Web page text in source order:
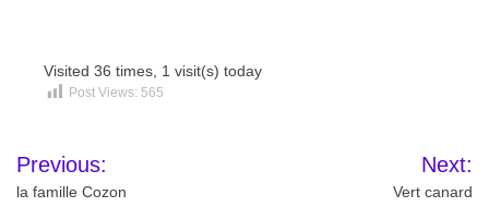
Visited 36 times, 1 visit(s) today
Post Views: 565
Navigation
de
Previous:
la famille Cozon
Next:
Vert canard